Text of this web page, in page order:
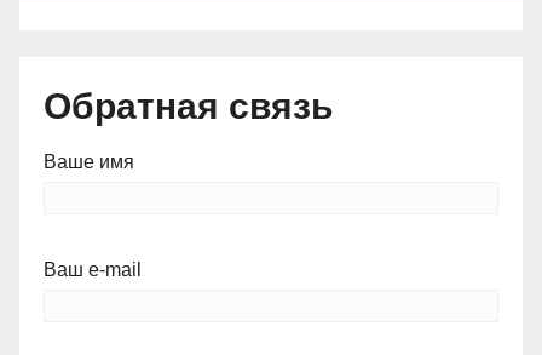
Обратная связь
Ваше имя
Ваш e-mail